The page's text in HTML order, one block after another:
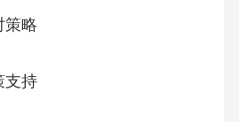
策略
支持